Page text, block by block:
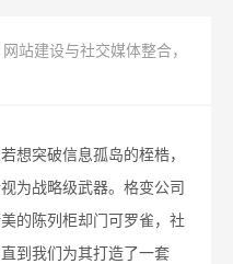
网站建设与社交媒体整合，
想突破信息孤岛的桎梏，
为战略级武器。格变公司
的陈列柜却门可罗雀，社
到我们为其打造了一套